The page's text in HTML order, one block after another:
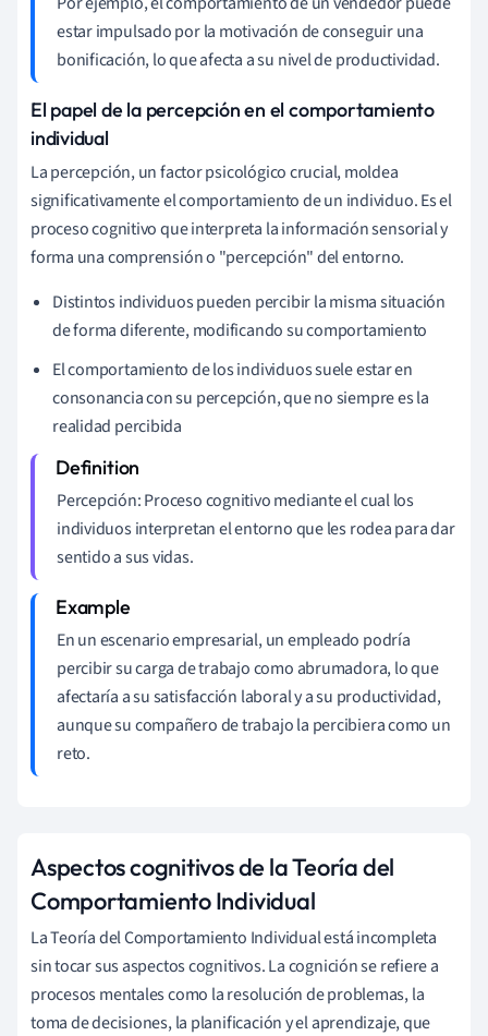
estar impulsado por la motivación de conseguir una
bonificación, lo que afecta a su nivel de productividad.
El papel de la percepción en el comportamiento
individual
La percepción, un factor psicológico crucial, moldea
significativamente el comportamiento de un individuo. Es el
proceso cognitivo que interpreta la información sensorial y
forma una comprensión o "percepción" del entorno.
Distintos individuos pueden percibir la misma situación
de forma diferente, modificando su comportamiento
El comportamiento de los individuos suele estar en
consonancia con su percepción, que no siempre es la
realidad percibida
Percepción: Proceso cognitivo mediante el cual los
individuos interpretan el entorno que les rodea para dar
sentido a sus vidas.
En un escenario empresarial, un empleado podría
percibir su carga de trabajo como abrumadora, lo que
afectaría a su satisfacción laboral y a su productividad,
aunque su compañero de trabajo la percibiera como un
reto.
Aspectos cognitivos de la Teoría del
Comportamiento Individual
La Teoría del Comportamiento Individual está incompleta
sin tocar sus aspectos cognitivos. La cognición se refiere a
procesos mentales como la resolución de problemas, la
toma de decisiones, la planificación y el aprendizaje, que